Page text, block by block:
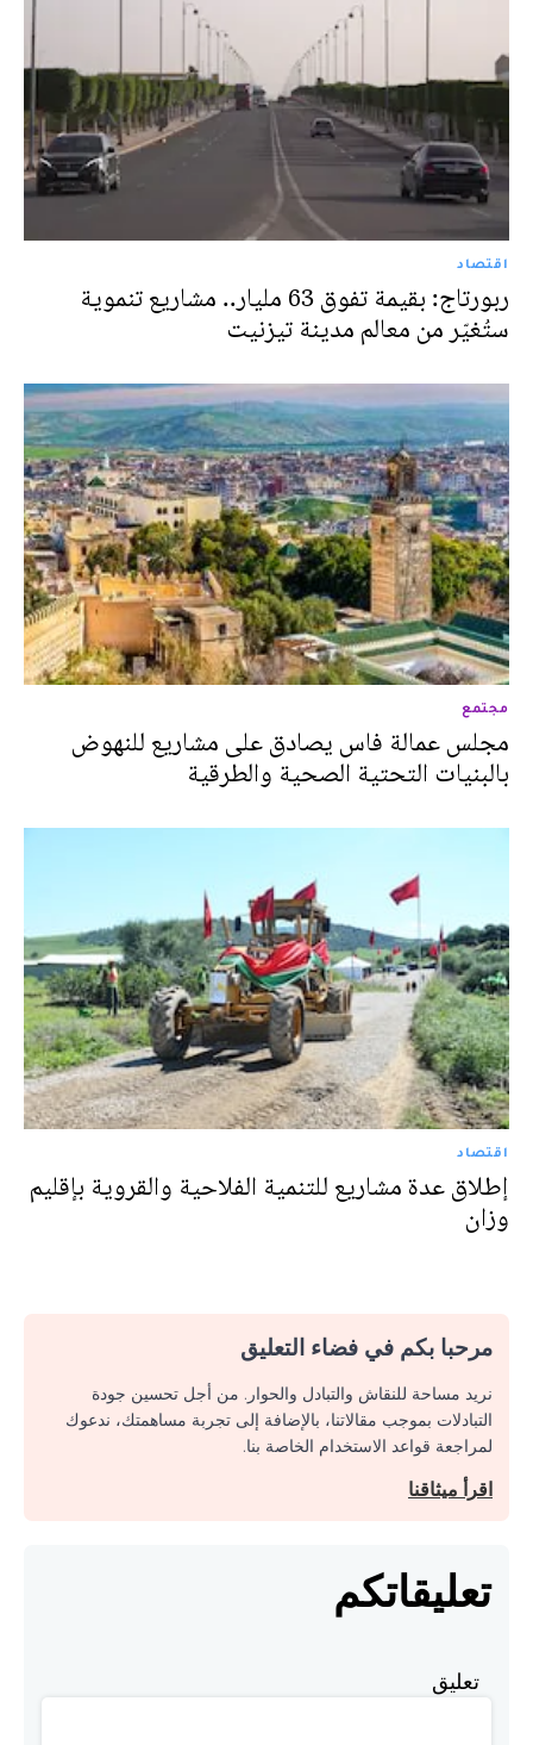
اقتصاد
ربورتاج: بقيمة تفوق 63 مليار.. مشاريع تنموية
ستُغيّر من معالم مدينة تيزنيت
مجتمع
مجلس عمالة فاس يصادق على مشاريع للنهوض
بالبنيات التحتية الصحية والطرقية
اقتصاد
إطلاق عدة مشاريع للتنمية الفلاحية والقروية بإقليم
وزان
مرحبا بكم في فضاء التعليق
نريد مساحة للنقاش والتبادل والحوار. من أجل تحسين جودة
التبادلات بموجب مقالاتنا، بالإضافة إلى تجربة مساهمتك، ندعوك
لمراجعة قواعد الاستخدام الخاصة بنا.
اقرأ ميثاقنا
تعليقاتكم
تعليق